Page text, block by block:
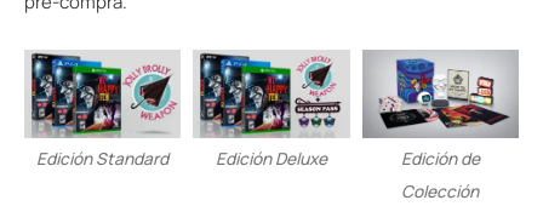
Edición Standard Edición Deluxe
Edición de
Colección